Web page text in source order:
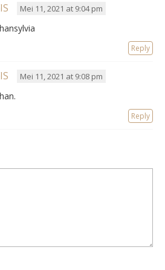
Mei 11, 2021 at 9:04 pm
Reply
Mei 11, 2021 at 9:08 pm
Reply